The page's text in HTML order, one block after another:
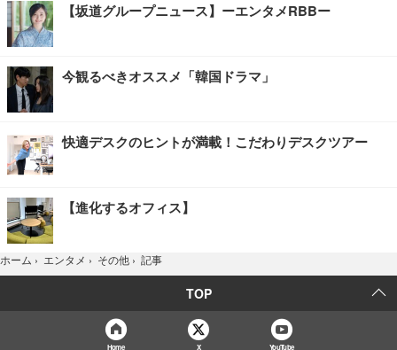
【坂道グループニュース】ーエンタメRBBー
今観るべきオススメ「韓国ドラマ」
快適デスクのヒントが満載！こだわりデスクツアー
【進化するオフィス】
ホーム › エンタメ › その他 › 記事
TOP
Home X YouTube